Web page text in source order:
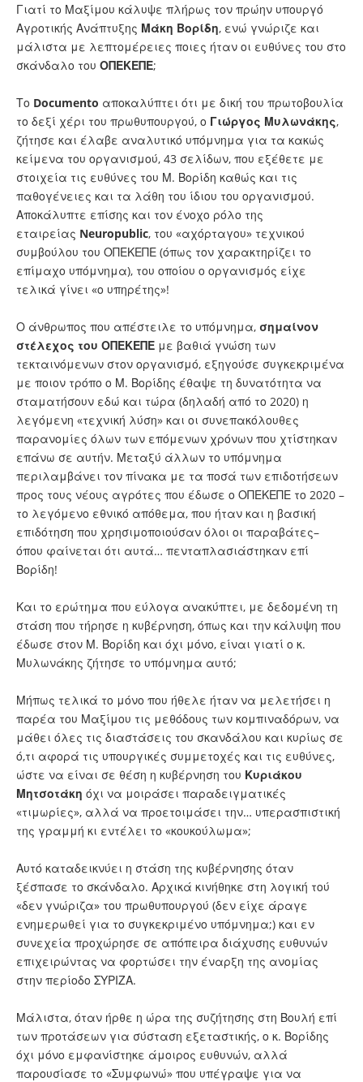
Γιατί το Μαξίμου κάλυψε πλήρως τον πρώην υπουργό
Αγροτικής Ανάπτυξης Μάκη Βορίδη, ενώ γνώριζε και
μάλιστα με λεπτομέρειες ποιες ήταν οι ευθύνες του στο
σκάνδαλο του ΟΠΕΚΕΠΕ;
Το Documento αποκαλύπτει ότι με δική του πρωτοβουλία
το δεξί χέρι του πρωθυπουργού, ο Γιώργος Μυλωνάκης,
ζήτησε και έλαβε αναλυτικό υπόμνημα για τα κακώς
κείμενα του οργανισμού, 43 σελίδων, που εξέθετε με
στοιχεία τις ευθύνες του Μ. Βορίδη καθώς και τις
παθογένειες και τα λάθη του ίδιου του οργανισμού.
Αποκάλυπτε επίσης και τον ένοχο ρόλο της
εταιρείας Neuropublic, του «αχόρταγου» τεχνικού
συμβούλου του ΟΠΕΚΕΠΕ (όπως τον χαρακτηρίζει το
επίμαχο υπόμνημα), του οποίου ο οργανισμός είχε
τελικά γίνει «ο υπηρέτης»!
Ο άνθρωπος που απέστειλε το υπόμνημα, σημαίνον
στέλεχος του ΟΠΕΚΕΠΕ με βαθιά γνώση των
τεκταινόμενων στον οργανισμό, εξηγούσε συγκεκριμένα
με ποιον τρόπο ο Μ. Βορίδης έθαψε τη δυνατότητα να
σταματήσουν εδώ και τώρα (δηλαδή από το 2020) η
λεγόμενη «τεχνική λύση» και οι συνεπακόλουθες
παρανομίες όλων των επόμενων χρόνων που χτίστηκαν
επάνω σε αυτήν. Μεταξύ άλλων το υπόμνημα
περιλαμβάνει τον πίνακα με τα ποσά των επιδοτήσεων
προς τους νέους αγρότες που έδωσε ο ΟΠΕΚΕΠΕ το 2020 –
το λεγόμενο εθνικό απόθεμα, που ήταν και η βασική
επιδότηση που χρησιμοποιούσαν όλοι οι παραβάτες–
όπου φαίνεται ότι αυτά… πενταπλασιάστηκαν επί
Βορίδη!
Και το ερώτημα που εύλογα ανακύπτει, με δεδομένη τη
στάση που τήρησε η κυβέρνηση, όπως και την κάλυψη που
έδωσε στον Μ. Βορίδη και όχι μόνο, είναι γιατί ο κ.
Μυλωνάκης ζήτησε το υπόμνημα αυτό;
Μήπως τελικά το μόνο που ήθελε ήταν να μελετήσει η
παρέα του Μαξίμου τις μεθόδους των κομπιναδόρων, να
μάθει όλες τις διαστάσεις του σκανδάλου και κυρίως σε
ό,τι αφορά τις υπουργικές συμμετοχές και τις ευθύνες,
ώστε να είναι σε θέση η κυβέρνηση του Κυριάκου
Μητσοτάκη όχι να μοιράσει παραδειγματικές
«τιμωρίες», αλλά να προετοιμάσει την… υπερασπιστική
της γραμμή κι εντέλει το «κουκούλωμα»;
Αυτό καταδεικνύει η στάση της κυβέρνησης όταν
ξέσπασε το σκάνδαλο. Αρχικά κινήθηκε στη λογική τού
«δεν γνώριζα» του πρωθυπουργού (δεν είχε άραγε
ενημερωθεί για το συγκεκριμένο υπόμνημα;) και εν
συνεχεία προχώρησε σε απόπειρα διάχυσης ευθυνών
επιχειρώντας να φορτώσει την έναρξη της ανομίας
στην περίοδο ΣΥΡΙΖΑ.
Μάλιστα, όταν ήρθε η ώρα της συζήτησης στη Βουλή επί
των προτάσεων για σύσταση εξεταστικής, ο κ. Βορίδης
όχι μόνο εμφανίστηκε άμοιρος ευθυνών, αλλά
παρουσίασε το «Συμφωνώ» που υπέγραψε για να